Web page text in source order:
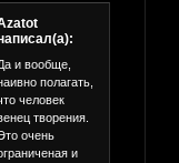
и вообще,
полагать,
человек
творения.
очень
и